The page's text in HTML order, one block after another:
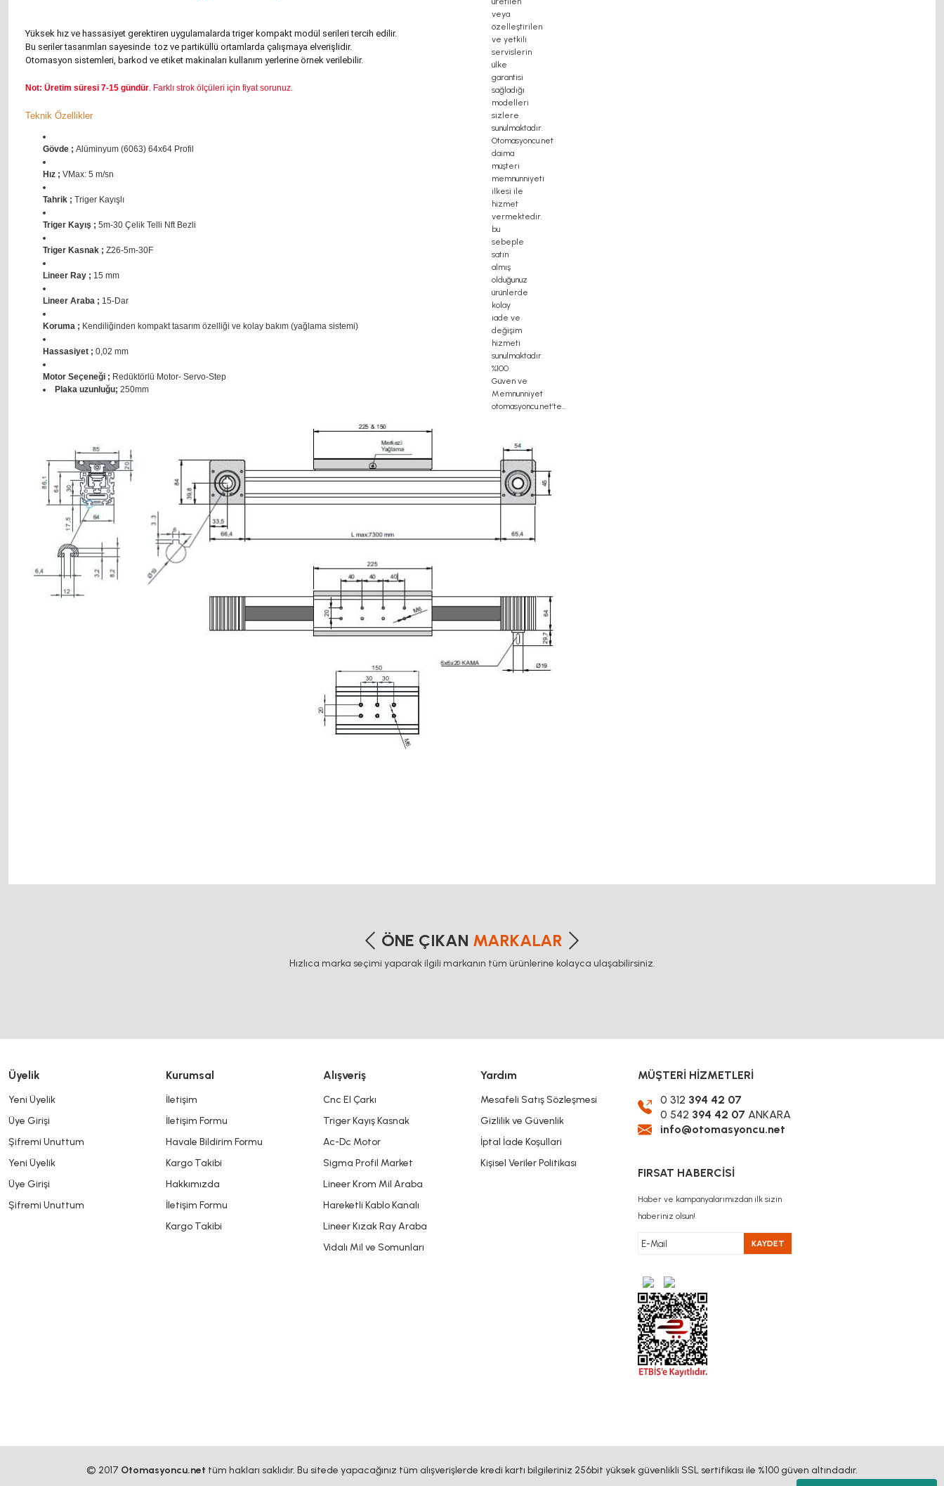
Yüksek hız ve hassasiyet gerektiren uygulamalarda triger kompakt modül serileri tercih edilir.
Bu seriler tasarımları sayesinde toz ve partiküllü ortamlarda çalışmaya elverişlidir.
Otomasyon sistemleri, barkod ve etiket makinaları kullanım yerlerine örnek verilebilir.
Not: Üretim süresi 7-15 gündür. Farklı strok ölçüleri için fiyat sorunuz.
Teknik Özellikler
Gövde ; Alüminyum (6063) 64x64 Profil
Hız ; VMax: 5 m/sn
Tahrik ; Triger Kayışlı
Triger Kayış ; 5m-30 Çelik Telli Nft Bezli
Triger Kasnak ; Z26-5m-30F
Lineer Ray ; 15 mm
Lineer Araba ; 15-Dar
Koruma ; Kendiliğinden kompakt tasarım özelliği ve kolay bakım (yağlama sistemi)
Hassasiyet ; 0,02 mm
Motor Seçeneği ; Redüktörlü Motor- Servo-Step
Plaka uzunluğu; 250mm
ÖNE ÇIKAN MARKALAR
Hızlıca marka seçimi yaparak ilgili markanın tüm ürünlerine kolayca ulaşabilirsiniz.
Üyelik
Yeni Üyelik
Üye Girişi
Şifremi Unuttum
Yeni Üyelik
Üye Girişi
Şifremi Unuttum
Kurumsal
İletişim
İletişim Formu
Havale Bildirim Formu
Kargo Takibi
Hakkımızda
İletişim Formu
Kargo Takibi
Alışveriş
Cnc El Çarkı
Triger Kayış Kasnak
Ac-Dc Motor
Sigma Profil Market
Lineer Krom Mil Araba
Hareketli Kablo Kanalı
Lineer Kızak Ray Araba
Vidalı Mil ve Somunları
Yardım
Mesafeli Satış Sözleşmesi
Gizlilik ve Güvenlik
İptal İade Koşullari
Kişisel Veriler Politikası
MÜŞTERİ HİZMETLERİ
0 312 394 42 07
0 542 394 42 07 ANKARA
info@otomasyoncu.net
FIRSAT HABERCİSİ
Haber ve kampanyalarımızdan ilk sizin
haberiniz olsun!
KAYDET
© 2017 Otomasyoncu.net tüm hakları saklıdır. Bu sitede yapacağınız tüm alışverişlerde kredi kartı bilgileriniz 256bit yüksek güvenlikli SSL sertifikası ile %100 güven altındadır.